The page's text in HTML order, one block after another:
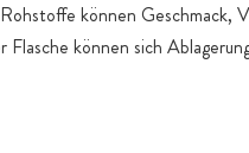
können Geschmack,
können sich